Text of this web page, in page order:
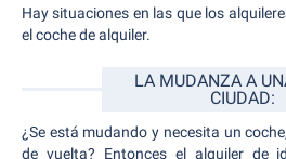
Hay situaciones en las que los
el coche de alquiler.
LA MUDANZA A
CIUDAD:
¿Se está mudando y necesita un
de vuelta? Entonces el alquiler de